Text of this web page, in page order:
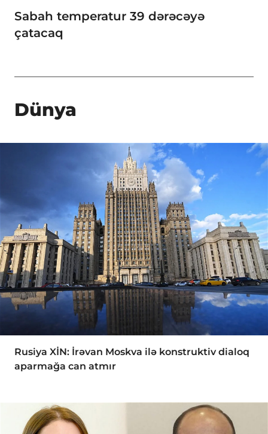
Sabah temperatur 39 dərəcəyə
çatacaq
Dünya
Rusiya XİN: İrəvan Moskva ilə konstruktiv dialoq
aparmağa can atmır